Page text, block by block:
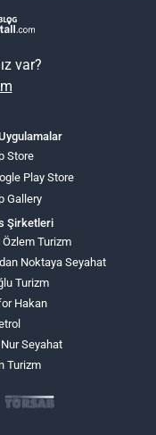
var?
Store
Play Store
Gallery
Şirketleri
Özlem Turizm
Noktaya Seyahat
Turizm
Hakan
Seyahat
Turizm